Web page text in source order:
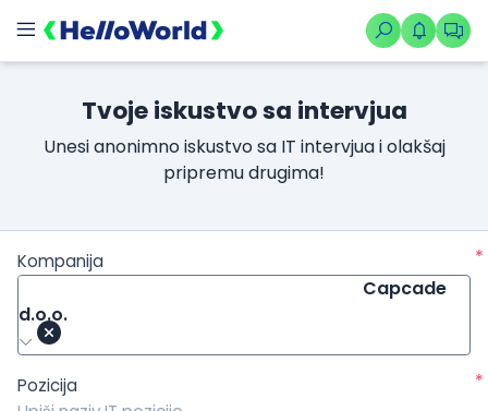
Tvoje iskustvo sa intervjua
Unesi anonimno iskustvo sa IT intervjua i olakšaj
pripremu drugima!
Kompanija
*
Capcade
d.o.o.
Pozicija *